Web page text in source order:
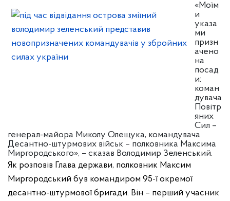
«Моїм
и
указа
ми
призн
ачено
на
посад
и:
коман
дувача
Повітр
яних
Сил –
генерал-майора Миколу Олещука, командувача
Десантно-штурмових військ – полковника Максима
Миргородського», – сказав Володимир Зеленський.
Як розповів Глава держави, полковник Максим
Миргородський був командиром 95-ї окремої
десантно-штурмової бригади. Він – перший учасник